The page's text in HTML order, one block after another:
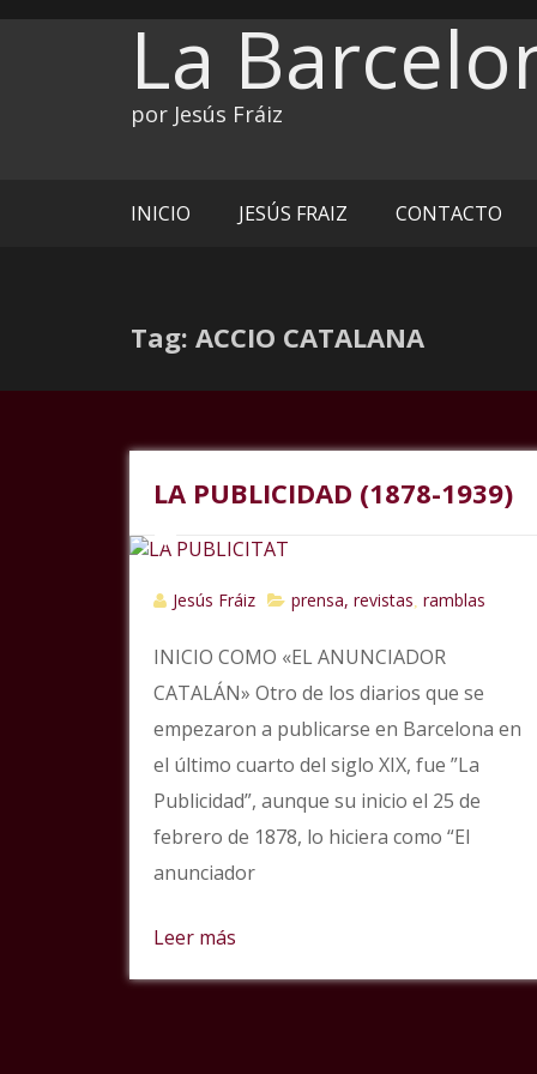
La
por Jesús Fráiz
INICIO JESÚS FRAIZ CONTACTO
Tag: ACCIO CATALANA
LA PUBLICIDAD (1878-1939)
Jesús Fráiz prensa, revistas ramblas
INICIO COMO «EL ANUNCIADOR
CATALÁN» Otro de los diarios que se
empezaron a publicarse en Barcelona en
el último cuarto del siglo XIX, fue ”La
Publicidad”, aunque su inicio el 25 de
febrero de 1878, lo hiciera como “El
anunciador
Leer más